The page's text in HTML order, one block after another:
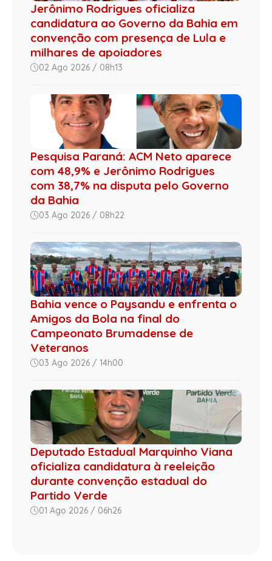
Jerônimo Rodrigues oficializa
candidatura ao Governo da Bahia em
convenção com presença de Lula e
milhares de apoiadores
02 Ago 2026 / 08h13
Pesquisa Paraná: ACM Neto aparece
com 48,9% e Jerônimo Rodrigues
com 38,7% na disputa pelo Governo
da Bahia
03 Ago 2026 / 08h22
Bahia vence o Paysandu e enfrenta o
Amigos da Bola na final do
Campeonato Brumadense de
Veteranos
03 Ago 2026 / 14h00
Deputado Estadual Marquinho Viana
oficializa candidatura à reeleição
durante convenção estadual do
Partido Verde
01 Ago 2026 / 06h26